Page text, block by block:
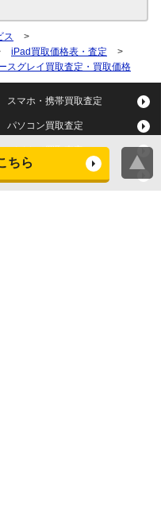
ちら
ス
>
iPad買取価格表・査定
>
スグレイ買取査定・買取価格
スマホ・携帯買取査定
パソコン買取査定
デジカメ買取査定